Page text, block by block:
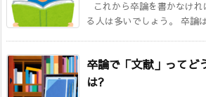
これから卒論を書かなけ
る人は多いでしょう。 卒論
卒論で「文献」ってど
は?